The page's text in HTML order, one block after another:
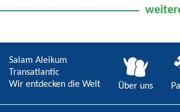
Salam Aleikum
Transatlantic
Wir entdecken die Welt
Über uns